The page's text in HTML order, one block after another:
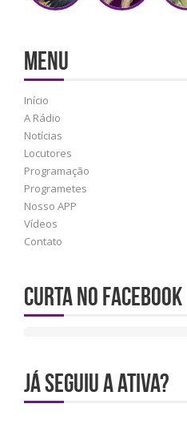
MENU
Início
A Rádio
Notícias
Locutores
Programação
Programetes
Nosso APP
Vídeos
Contato
Curta no Facebook
JÁ SEGUIU A ATIVA?